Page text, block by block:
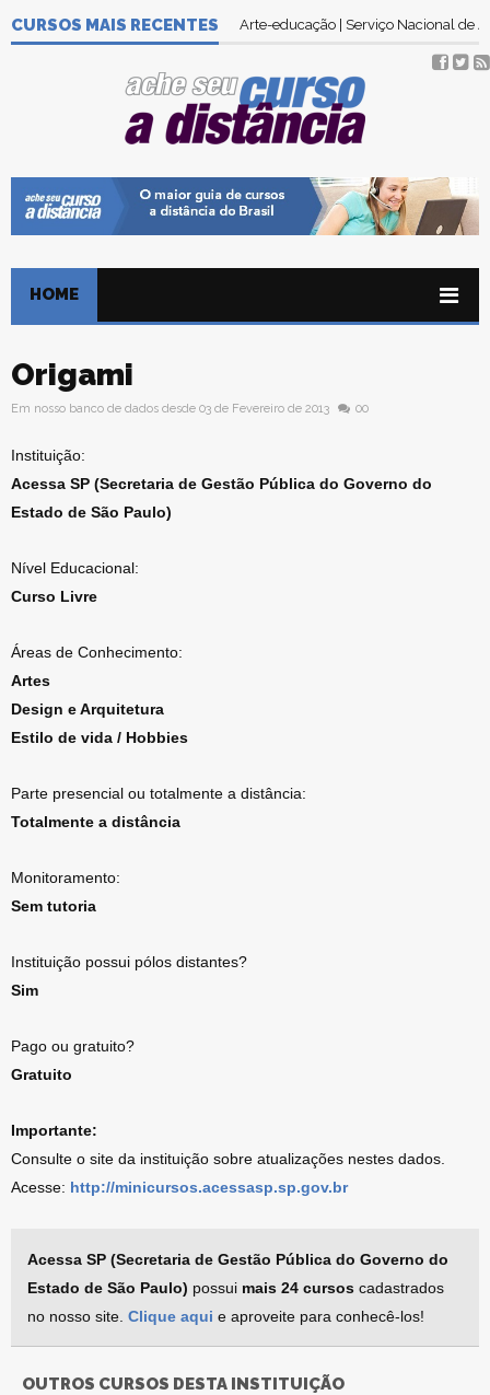
CURSOS MAIS RECENTES Arte-educação | Serviço Nacional de
HOME
Origami
Em nosso banco de dados desde 03 de Fevereiro de 2013 00
Instituição:
Acessa SP (Secretaria de Gestão Pública do Governo do
Estado de São Paulo)
Nível Educacional:
Curso Livre
Áreas de Conhecimento:
Artes
Design e Arquitetura
Estilo de vida / Hobbies
Parte presencial ou totalmente a distância:
Totalmente a distância
Monitoramento:
Sem tutoria
Instituição possui pólos distantes?
Sim
Pago ou gratuito?
Gratuito
Importante:
Consulte o site da instituição sobre atualizações nestes dados.
Acesse: http://minicursos.acessasp.sp.gov.br
Acessa SP (Secretaria de Gestão Pública do Governo do
Estado de São Paulo) possui mais 24 cursos cadastrados
no nosso site. Clique aqui e aproveite para conhecê-los!
OUTROS CURSOS DESTA INSTITUIÇÃO